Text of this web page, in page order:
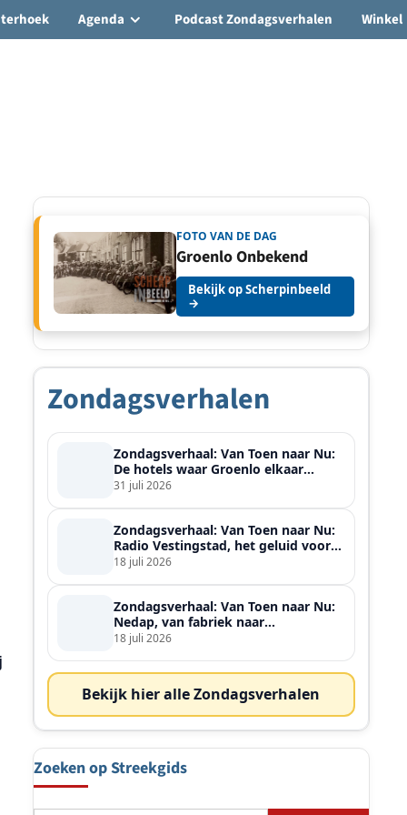
Agenda Podcast Zondagsverhalen Winkel
FOTO VAN DE DAG
Groenlo Onbekend
Bekijk op Scherpinbeeld
→
Zondagsverhalen
Zondagsverhaal: Van Toen naar Nu:
De hotels waar Groenlo elkaar
ontmoette
31 juli 2026
Zondagsverhaal: Van Toen naar Nu:
Radio Vestingstad, het geluid voor
heel de streek
18 juli 2026
Zondagsverhaal: Van Toen naar Nu:
Nedap, van fabriek naar
wereldspeler
18 juli 2026
Bekijk hier alle Zondagsverhalen
Zoeken op Streekgids